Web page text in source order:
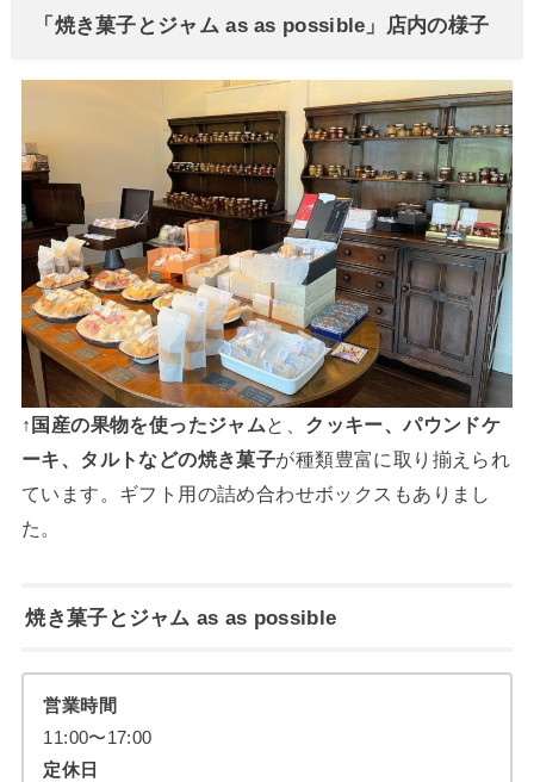
「焼き菓子とジャム as as possible」店内の様子
↑ 国産の果物を使ったジャムと、 クッキー、パウンドケ
ーキ、タルトなどの焼き菓子が種類豊富に取り揃えられ
ています。ギフト用の詰め合わせボックスもありまし
た。
焼き菓子とジャム as as possible
営業時間
11:00〜17:00
定休日